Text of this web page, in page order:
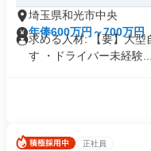
埼玉県和光市中央
年俸600万円～700万円
求める人材: 【要】大
す ・ドライバー未経験...
正社員